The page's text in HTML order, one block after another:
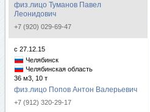
физ.лицо Туманов Павел
Леонидович
+7 (920) 029-69-47
с 27.12.15
Челябинск
Челябинская область
36 м3, 10 т
физ.лицо Попов Антон Валерьевич
+7 (912) 320-29-17